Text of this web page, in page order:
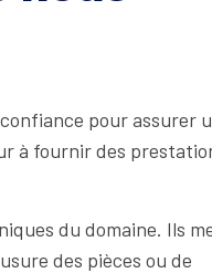
pour assurer
à fournir des
du domaine. Ils
des pièces ou de